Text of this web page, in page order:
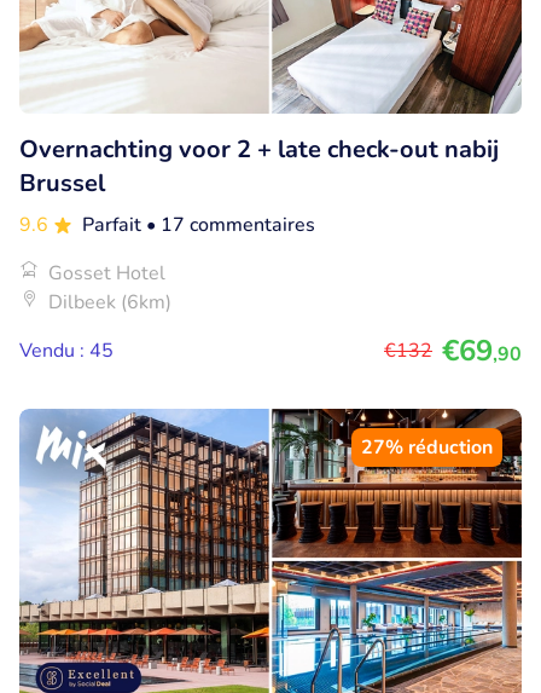
Overnachting voor 2 + late check-out nabij
Brussel
9.6 Parfait • 17 commentaires
Gosset Hotel
Dilbeek (6km)
Vendu : 45
€132 €69,90
27% réduction